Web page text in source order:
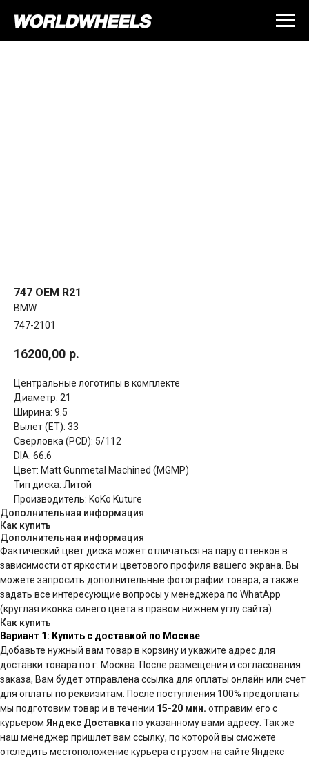
747 OEM R21
BMW
747-2101
16200,00 р.
Центральные логотипы в комплекте
Диаметр: 21
Ширина: 9.5
Вылет (ET): 33
Сверловка (PCD): 5/112
DIA: 66.6
Цвет: Matt Gunmetal Machined (MGMP)
Тип диска: Литой
Производитель: KoKo Kuture
Дополнительная информация
Как купить
Дополнительная информация
Фактический цвет диска может отличаться на пару оттенков в
зависимости от яркости и цветового профиля вашего экрана. Вы
можете запросить дополнительные фотографии товара, а также
задать все интересующие вопросы у менеджера по WhatApp
(круглая иконка синего цвета в правом нижнем углу сайта).
Как купить
Вариант 1: Купить с доставкой по Москве
Добавьте нужный вам товар в корзину и укажите адрес для
доставки товара по г. Москва. После размещения и согласования
заказа, Вам будет отправлена ссылка для оплаты онлайн или счет
для оплаты по реквизитам. После поступления 100% предоплаты
мы подготовим товар и в течении 15-20 мин. отправим его с
курьером Яндекс Доставкапо указанному вами адресу. Так же
наш менеджер пришлет вам ссылку, по которой вы сможете
отследить местоположение курьера с грузом на сайте Яндекс